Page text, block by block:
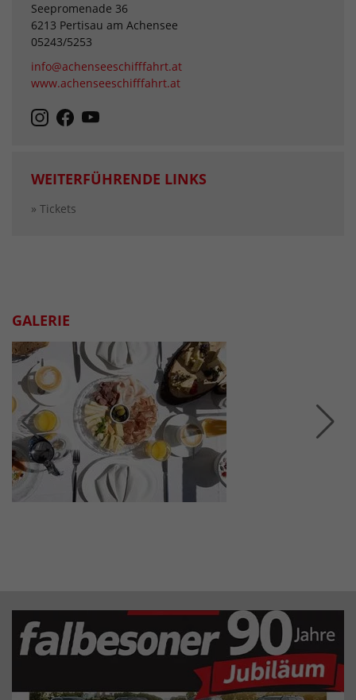
Seepromenade 36
6213 Pertisau am Achensee
05243/5253
info@achenseeschifffahrt.at
www.achenseeschifffahrt.at
WEITERFÜHRENDE LINKS
» Tickets
GALERIE